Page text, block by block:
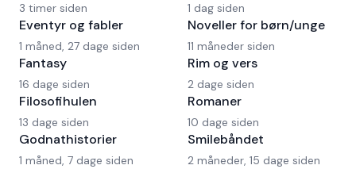
3 timer siden
Eventyr og fabler
1 måned, 27 dage siden
Fantasy
16 dage siden
Filosofihulen
13 dage siden
Godnathistorier
1 måned, 7 dage siden
1 dag siden
Noveller for børn/unge
11 måneder siden
Rim og vers
2 dage siden
Romaner
10 dage siden
Smilebåndet
2 måneder, 15 dage siden